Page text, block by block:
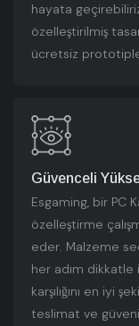
hayata
özelleştirilmiş
ücretsiz
Güvenceli
Esgaming, bir PC
özelleştirme
eder. Malzeme
her adım dikkatle
karşılığını en iyi
teslimat ve